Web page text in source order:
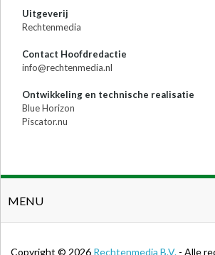
Uitgeverij
Rechtenmedia
Contact Hoofdredactie
info@rechtenmedia.nl
Ontwikkeling en technische realisatie
Blue Horizon
Piscator.nu
MENU
Copyright © 2026 Rechtenmedia B.V. - Alle